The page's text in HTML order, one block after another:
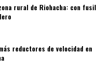
rural de Riohacha: con fusil
reductores de velocidad en